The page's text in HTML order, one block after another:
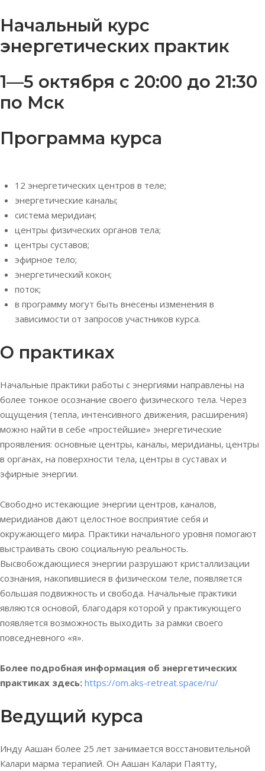
Начальный курс
энергетических практик
1—5 октября с 20:00 до 21:30
по Мск
Программа курса
12 энергетических центров в теле;
энергетические каналы;
система меридиан;
центры физических органов тела;
центры суставов;
эфирное тело;
энергетический кокон;
поток;
в программу могут быть внесены изменения в
зависимости от запросов участников курса.
О практиках
Начальные практики работы с энергиями направлены на
более тонкое осознание своего физического тела. Через
ощущения (тепла, интенсивного движения, расширения)
можно найти в себе «простейшие» энергетические
проявления: основные центры, каналы, меридианы, центры
в органах, на поверхности тела, центры в суставах и
эфирные энергии.
Свободно истекающие энергии центров, каналов,
меридианов дают целостное восприятие себя и
окружающего мира. Практики начального уровня помогают
выстраивать свою социальную реальность.
Высвобождающиеся энергии разрушают кристаллизации
сознания, накопившиеся в физическом теле, появляется
большая подвижность и свобода. Начальные практики
являются основой, благодаря которой у практикующего
появляется возможность выходить за рамки своего
повседневного «я».
Более подробная информация об энергетических
практиках здесь: https://om.aks-retreat.space/ru/
Ведущий курса
Инду Аашан более 25 лет занимается восстановительной
Калари марма терапией. Он Аашан Калари Паятту,